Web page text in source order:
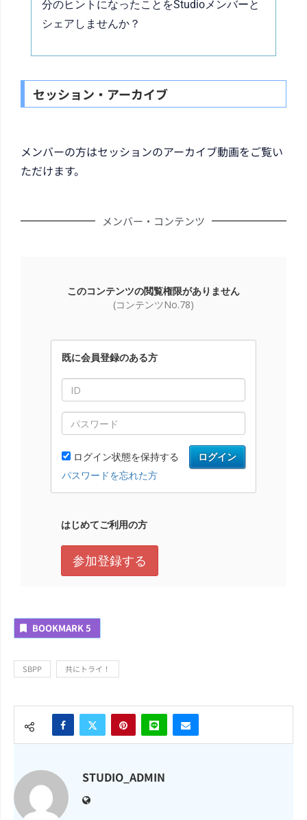
分のヒントになったことをStudioメンバーと
シェアしませんか？
セッション・アーカイブ
メンバーの方はセッションのアーカイブ動画をご覧い
ただけます。
メンバー・コンテンツ
BOOKMARK5
SBPP 共にトライ！
STUDIO_ADMIN